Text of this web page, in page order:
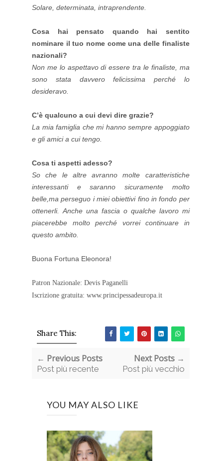
Solare, determinata, intraprendente.
Cosa hai pensato quando hai sentito
nominare il tuo nome come una delle finaliste
nazionali?
Non me lo aspettavo di essere tra le finaliste, ma
sono stata davvero felicissima perché lo
desideravo.
C’è qualcuno a cui devi dire grazie?
La mia famiglia che mi hanno sempre appoggiato
e gli amici a cui tengo.
Cosa ti aspetti adesso?
So che le altre avranno molte caratteristiche
interessanti e saranno sicuramente molto
belle,ma perseguo i miei obiettivi fino in fondo per
ottenerli. Anche una fascia o qualche lavoro mi
piacerebbe molto perché vorrei continuare in
questo ambito.
Buona Fortuna Eleonora!
Patron Nazionale: Devis Paganelli
Iscrizione gratuita: www.principessadeuropa.it
Share This:
← Previous Posts
Post più recente
Next Posts →
Post più vecchio
YOU MAY ALSO LIKE